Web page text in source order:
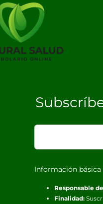
Información
Responsable
Finalidad: